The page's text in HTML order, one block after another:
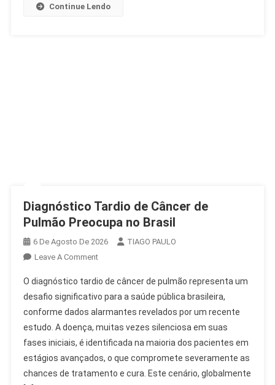
Continue Lendo
Diagnóstico Tardio de Câncer de
Pulmão Preocupa no Brasil
6 De Agosto De 2026
TIAGO PAULO
Leave A CommentOn
Tardio
De
Câncer
De
Pulmão
Preocupa
No
O diagnóstico tardio de câncer de pulmão representa um
desafio significativo para a saúde pública brasileira,
conforme dados alarmantes revelados por um recente
estudo. A doença, muitas vezes silenciosa em suas
fases iniciais, é identificada na maioria dos pacientes em
estágios avançados, o que compromete severamente as
chances de tratamento e cura. Este cenário, globalmente